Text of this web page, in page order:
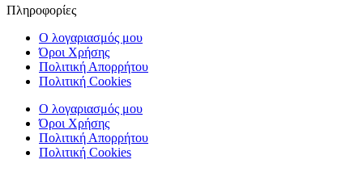
Πληροφορίες
Ο λογαριασμός μου
Όροι Χρήσης
Πολιτική Απορρήτου
Πολιτική Cookies
Ο λογαριασμός μου
Όροι Χρήσης
Πολιτική Απορρήτου
Πολιτική Cookies